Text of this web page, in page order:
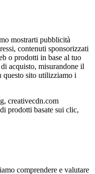
mostrarti pubblicità
contenuti sponsorizzati
o prodotti in base al tuo
acquisto, misurandone il
questo sito utilizziamo i
creativecdn.com
prodotti basate sui clic,
comprendere e valutare